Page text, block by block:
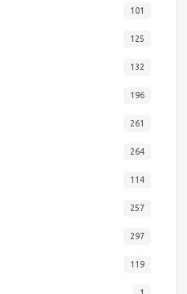
101
125
132
196
261
264
114
257
297
119